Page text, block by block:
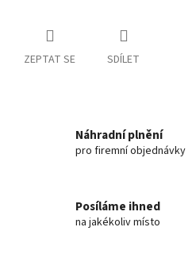
ZEPTAT SE SDÍLET
Náhradní plnění
pro firemní objednávky
Posíláme ihned
na jakékoliv místo